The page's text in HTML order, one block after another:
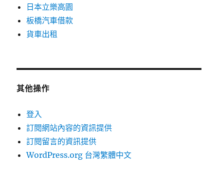
日本立樂高園
板橋汽車借款
貨車出租
其他操作
登入
訂閱網站內容的資訊提供
訂閱留言的資訊提供
WordPress.org 台灣繁體中文